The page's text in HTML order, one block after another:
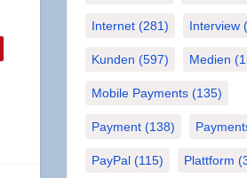
Internet(281) Interview
Kunden (597) Medien
Mobile Payments(135)
Payment(138)
PayPal(115) Plattform